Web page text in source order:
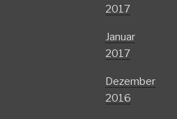
2017
Januar
2017
Dezember
2016